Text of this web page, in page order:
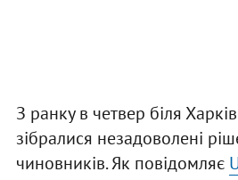
З ранку в четвер біля
зібралися незадоволені
чиновників. Як повідомляє